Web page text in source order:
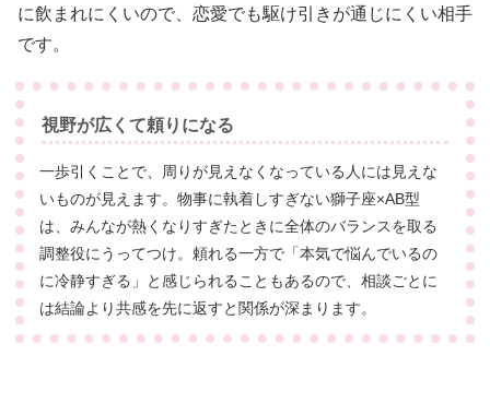
に飲まれにくいので、恋愛でも駆け引きが通じにくい相手
です。
視野が広くて頼りになる
一歩引くことで、周りが見えなくなっている人には見えな
いものが見えます。物事に執着しすぎない獅子座×AB型
は、みんなが熱くなりすぎたときに全体のバランスを取る
調整役にうってつけ。頼れる一方で「本気で悩んでいるの
に冷静すぎる」と感じられることもあるので、相談ごとに
は結論より共感を先に返すと関係が深まります。